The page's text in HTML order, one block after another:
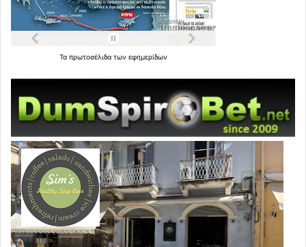
Τα πρωτοσέλιδα των εφημερίδων